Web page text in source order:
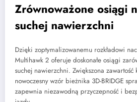
Zrównoważone osiągi
suchej nawierzchni
Dzięki zoptymalizowanemu rozkładowi
Multihawk 2 oferuje doskonałe osiągi
suchej nawierzchni. Zwiększona
nowoczesny wzór bieżnika 3D-BRIDGE
zapewnia niezawodną przyczepność i